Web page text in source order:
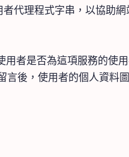
代理程式字串，以協助網
用者是否為這項服務的使
言後，使用者的個人資料